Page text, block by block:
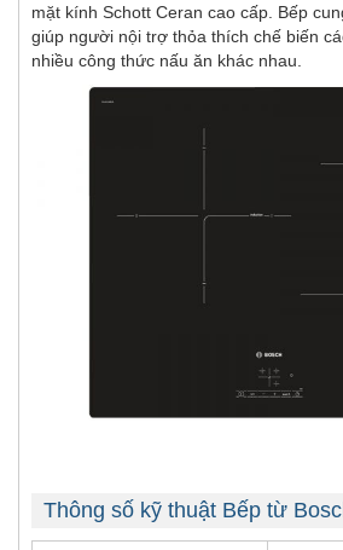
mặt kính Schott Ceran cao cấp. Bếp
giúp người nội trợ thỏa thích chế biến
nhiều công thức nấu ăn khác nhau.
Thông số kỹ thuật Bếp từ